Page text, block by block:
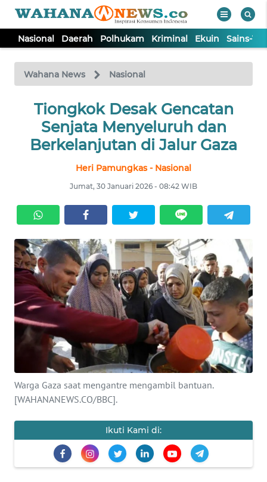
Nasional Daerah Polhukam Kriminal Ekuin Sains-
Wahana News Nasional
Tiongkok Desak Gencatan
Senjata Menyeluruh dan
Berkelanjutan di Jalur Gaza
Heri Pamungkas - Nasional
Jumat, 30 Januari 2026 - 08:42 WIB
Warga Gaza saat mengantre mengambil bantuan.
[WAHANANEWS.CO/BBC].
Ikuti Kami di:
TV
Tutup
NASIONAL
DAERAH
KRIMINAL
EKUIN
SAINS-TEKNO
KESEHATAN
INTERNASIONAL
SERBA-SERBI
PENDIDIKAN
OLAHRAGA